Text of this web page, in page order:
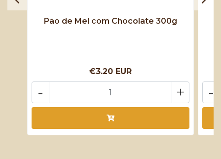
Pão de Mel com Chocolate 300g
€3.20 EUR
+
- -